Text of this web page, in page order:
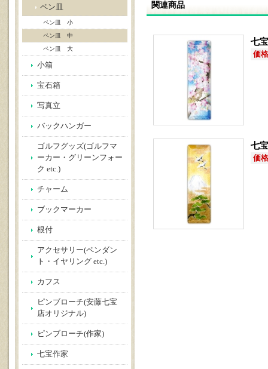
ペン皿
ペン皿 小
ペン皿 中
ペン皿 大
小箱
宝石箱
写真立
バックハンガー
ゴルフグッズ(ゴルフマ
ーカー・グリーンフォー
ク etc.)
チャーム
ブックマーカー
根付
アクセサリー(ペンダン
ト・イヤリング etc.)
カフス
ピンブローチ(安藤七宝
店オリジナル)
ピンブローチ(作家)
七宝作家
関連商品
七
価
七
価